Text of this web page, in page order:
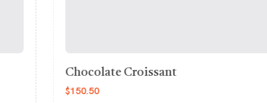
Chocolate Croissant
150.50